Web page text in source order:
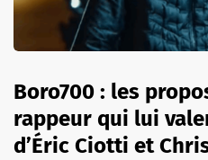
Boro700 : les
rappeur qui lui
d’Éric Ciotti et